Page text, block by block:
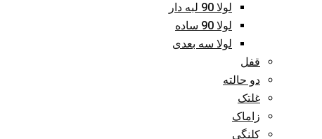
لولا 90 لبه دار
لولا 90 ساده
لولا سه بعدی
قفل
دو حالته
غلتک
زاماک
کلنگی